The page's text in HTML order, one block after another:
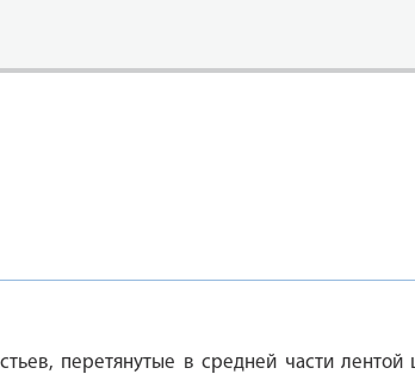
перетянутые в средней части